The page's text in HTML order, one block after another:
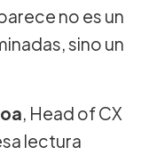
no es un
sino un
, Head of CX
lectura